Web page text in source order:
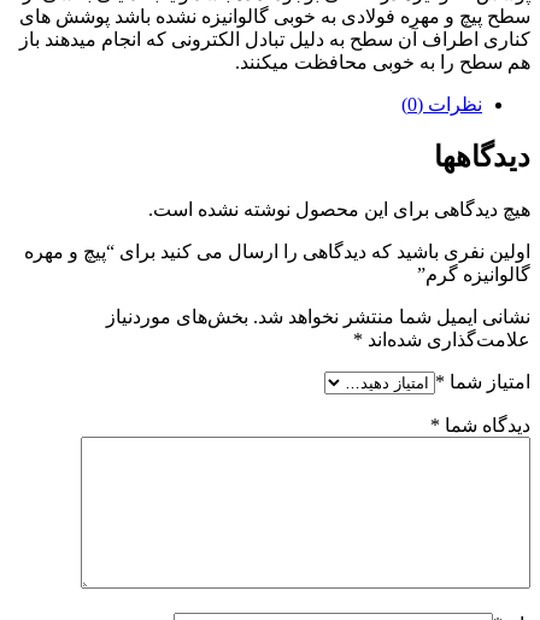
سطح پیچ و مهره فولادی به خوبی گالوانیزه نشده باشد پوشش های
کناری اطراف آن سطح به دلیل تبادل الکترونی که انجام میدهند باز
هم سطح را به خوبی محافظت میکنند.
نظرات (0)
دیدگاهها
هیچ دیدگاهی برای این محصول نوشته نشده است.
اولین نفری باشید که دیدگاهی را ارسال می کنید برای “پیچ و مهره
گالوانیزه گرم”
نشانی ایمیل شما منتشر نخواهد شد. بخش‌های موردنیاز
علامت‌گذاری شده‌اند *
امتیاز شما *
دیدگاه شما *